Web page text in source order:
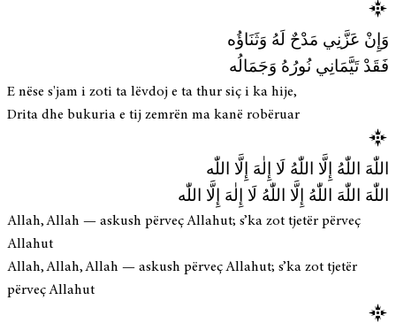
وَإِنْ عَزَّنِي مَدْحٌ لَهُ وَثَنَاؤُه
فَقَدْ تَيَّمَانِي نُورُهُ وَجَمَالُه
E nëse s'jam i zoti ta lëvdoj e ta thur siç i ka hije,
Drita dhe bukuria e tij zemrën ma kanë robëruar
اللّٰهَ اللّٰهُ إِلَّا اللّٰهُ لَا إِلٰهَ إِلَّا اللّٰه
اللّٰهَ اللّٰهَ اللّٰهُ إِلَّا اللّٰهُ لَا إِلٰهَ إِلَّا اللّٰه
Allah, Allah — askush përveç Allahut; s’ka zot tjetër përveç
Allahut
Allah, Allah, Allah — askush përveç Allahut; s’ka zot tjetër
përveç Allahut